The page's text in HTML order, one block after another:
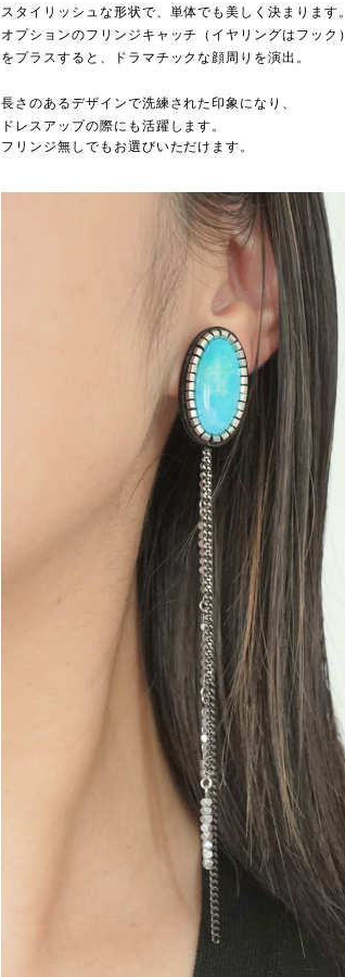
スタイリッシュな形状で、単体でも美しく決まります。
オプションのフリンジキャッチ（イヤリングはフック）
をプラスすると、ドラマチックな顔周りを演出。
長さのあるデザインで洗練された印象になり、
ドレスアップの際にも活躍します。
フリンジ無しでもお選びいただけます。